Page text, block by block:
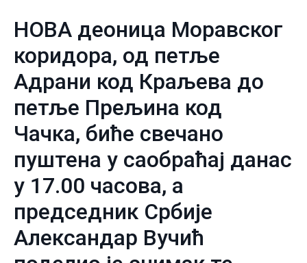
НОВА деоница Моравског
коридора, од петље
Адрани код Краљева до
петље Прељина код
Чачка, биће свечано
пуштена у саобраћај данас
у 17.00 часова, а
председник Србије
Александар Вучић